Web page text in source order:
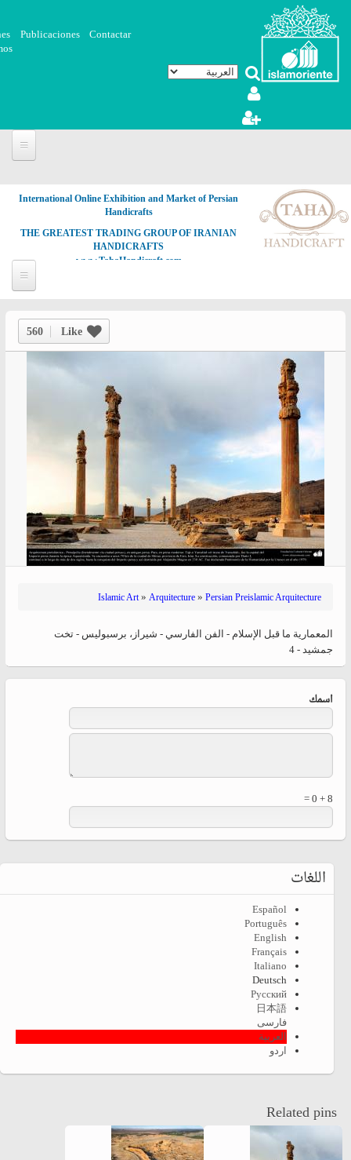
تجاوز إلى المحتوى الرئيسي
Contactar
Publicaciones
International Online Exhibition and Market of Persian
Handicrafts
THE GREATEST TRADING GROUP OF IRANIAN
HANDICRAFTS
www.TahaHandicraft.com
560 Like
Islamic Art» Arquitecture » Persian Preislamic Arquitecture
المعماریة ما قبل الإسلام - الفن الفارسي - شيراز، برسبوليس - تخت
جمشید - 4
‏اسمك ‏
8 + 0 =
اللغات
Español
Português
English
Français
Italiano
Deutsch
Русский
日本語
فارسی
العربية
اردو
Related pins